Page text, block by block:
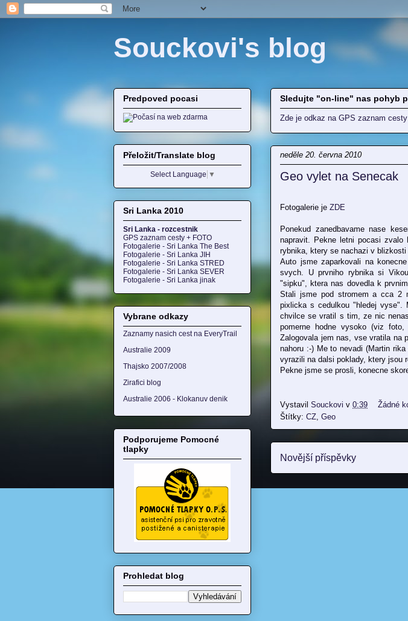
Souckovi's blog
Sledujte "on-line" nas pohyb
Zde je odkaz na GPS zaznam
neděle 20. června 2010
Geo vylet na Senecak
Fotogalerie je ZDE
Ponekud zanedbavame nase
napravit. Pekne letni pocasi
rybnika, ktery se nachazi v
Auto jsme zaparkovali na
svych. U prvniho rybnika si
"sipku", ktera nas dovedla k
Stali jsme pod stromem a cca 2
pixlicka s cedulkou "hledej vyse".
chvilce se vratil s tim, ze nic
pomerne hodne vysoko (viz
Zalogovala jem nas, vse vratila na
nahoru :-) Me to nevadi (Martin
vyrazili na dalsi poklady, ktery jsou
Pekne jsme se prosli, konecne
Vystavil Souckovi v 0:39
Žádné
Štítky: CZ Geo
Novější příspěvky
Predpoved pocasi
Přeložit/Translate blog
Select Language ▼
Sri Lanka 2010
Sri Lanka - rozcestnik
GPS zaznam cesty + FOTO
Fotogalerie - Sri Lanka The Best
Fotogalerie - Sri Lanka JIH
Fotogalerie - Sri Lanka STRED
Fotogalerie - Sri Lanka SEVER
Fotogalerie - Sri Lanka jinak
Vybrane odkazy
Zaznamy nasich cest na EveryTrail
Australie 2009
Thajsko 2007/2008
Zirafici blog
Australie 2006 - Klokanuv denik
Podporujeme Pomocné
tlapky
Prohledat blog